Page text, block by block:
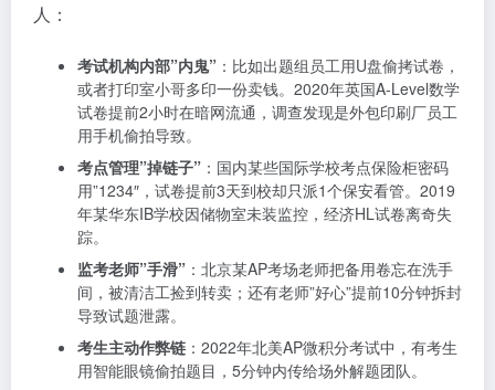
人：
考试机构内部”内鬼” ：比如出题组员工用U盘偷拷试卷，
或者打印室小哥多印一份卖钱。2020年英国A-Level数学
试卷提前2小时在暗网流通，调查发现是外包印刷厂员工
用手机偷拍导致。
考点管理”掉链子” ：国内某些国际学校考点保险柜密码
用”1234″，试卷提前3天到校却只派1个保安看管。2019
年某华东IB学校因储物室未装监控，经济HL试卷离奇失
踪。
监考老师”手滑” ：北京某AP考场老师把备用卷忘在洗手
间，被清洁工捡到转卖；还有老师”好心”提前10分钟拆封
导致试题泄露。
考生主动作弊链 ：2022年北美AP微积分考试中，有考生
用智能眼镜偷拍题目，5分钟内传给场外解题团队。